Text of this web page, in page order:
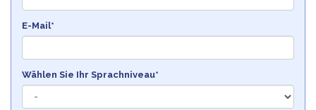
E-Mail*
Wählen Sie Ihr Sprachniveau*